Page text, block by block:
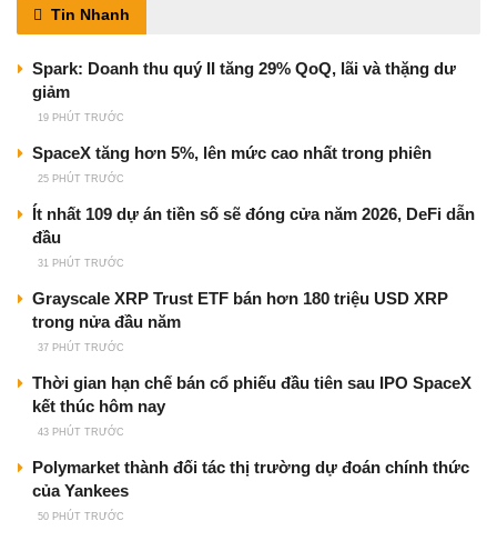
Tin Nhanh
Spark: Doanh thu quý II tăng 29% QoQ, lãi và thặng dư
giảm
19 PHÚT TRƯỚC
SpaceX tăng hơn 5%, lên mức cao nhất trong phiên
25 PHÚT TRƯỚC
Ít nhất 109 dự án tiền số sẽ đóng cửa năm 2026, DeFi dẫn
đầu
31 PHÚT TRƯỚC
Grayscale XRP Trust ETF bán hơn 180 triệu USD XRP
trong nửa đầu năm
37 PHÚT TRƯỚC
Thời gian hạn chế bán cổ phiếu đầu tiên sau IPO SpaceX
kết thúc hôm nay
43 PHÚT TRƯỚC
Polymarket thành đối tác thị trường dự đoán chính thức
của Yankees
50 PHÚT TRƯỚC